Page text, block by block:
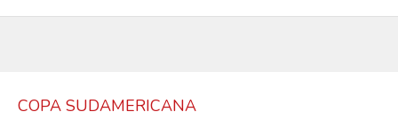
COPA SUDAMERICANA